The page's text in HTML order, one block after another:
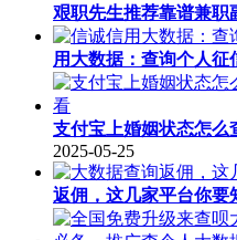
艰职先生推荐靠谱兼职
用大数据：查询个人征
支付宝上婚姻状态怎么
2025-05-25
返佣，这几家平台你要